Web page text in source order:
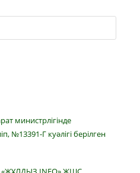
министрлігінде
№13391-Г куәлігі берілген